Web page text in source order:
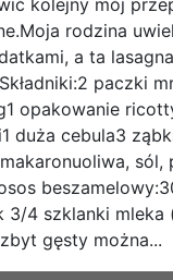
rodzina
a ta
paczki
opakowanie
duża cebula3
sól,
3/4 szklanki mleka
zbyt gęsty można...